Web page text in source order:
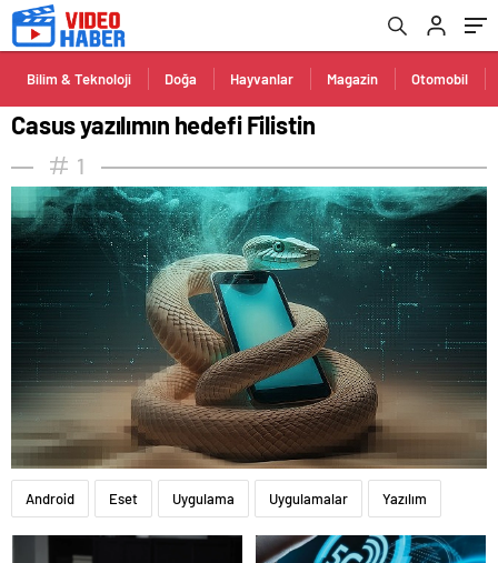
Bilim & Teknoloji Doğa Hayvanlar Magazin Otomobil
Casus yazılımın hedefi Filistin
1
Android Eset Uygulama Uygulamalar Yazılım